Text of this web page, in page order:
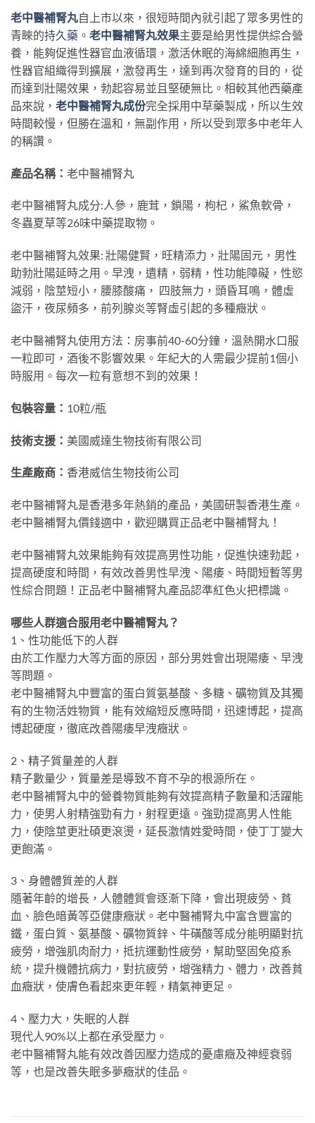
老中醫補腎丸自上市以來，很短時間內就引起了眾多男性的
青睞的持久藥 。 老中醫補腎丸效果主要是給男性提供綜合營
養，能夠促進性器官血液循環，激活休眠的海綿細胞再生，
性器官組織得到擴展，激發再生，達到再次發育的目的，從
而達到壯陽效果，勃起容易並且堅硬無比。相較其他西藥產
品來說， 老中醫補腎丸成份完全採用中草藥製成，所以生效
時間較慢，但勝在溫和，無副作用，所以受到眾多中老年人
的稱讚。
產品名稱： 老中醫補腎丸
老中醫補腎丸成分:人參，鹿茸，鎖陽，枸杞，鯊魚軟骨，
冬蟲夏草等26味中藥提取物。
老中醫補腎丸效果: 壯陽健賢，旺精添力，壯陽固元，男性
助勃壯陽延時之用。早洩，遺精，弱精，性功能障礙，性慾
減弱，陰莖短小，腰膝酸痛， 四肢無力，頭昏耳鳴，體虛
盜汗，夜尿頻多，前列腺炎等腎虛引起的多種癥狀。
老中醫補腎丸使用方法：房事前40-60分鐘，溫熱開水口服
一粒即可，酒後不影響效果。年紀大的人需最少提前1個小
時服用。每次一粒有意想不到的效果！
包裝容量： 10粒/瓶
技術支援： 美國威達生物技術有限公司
生產廠商： 香港威信生物技術公司
老中醫補腎丸是香港多年熱銷的產品，美國研製香港生產。
老中醫補腎丸價錢適中，歡迎購買正品老中醫補腎丸！
老中醫補腎丸效果能夠有效提高男性功能，促進快速勃起，
提高硬度和時間，有效改善男性早洩、陽痿、時間短暫等男
性綜合問題！正品老中醫補腎丸產品認準紅色火把標識。
哪些人群適合服用老中醫補腎丸？
1、性功能低下的人群
由於工作壓力大等方面的原因，部分男姓會出現陽痿、早洩
等問題。
老中醫補腎丸中豐富的蛋白質氨基酸、多糖、礦物質及其獨
有的生物活姓物質，能有效縮短反應時間，迅速博起，提高
博起硬度，徹底改善陽痿早洩癥狀。
2、精子質量差的人群
精子數量少，質量差是導致不育不孕的根源所在。
老中醫補腎丸中的營養物質能夠有效提高精子數量和活躍能
力，使男人射精強勁有力，射程更遠。強勁提高男人性能
力，使陰莖更壯碩更滾燙，延長激情姓愛時間，使丁丁變大
更飽滿。
3、身體體質差的人群
隨著年齡的增長，人體體質會逐漸下降，會出現疲勞、貧
血、臉色暗黃等亞健康癥狀。老中醫補腎丸中富含豐富的
鐵，蛋白質、氨基酸、礦物質鋅、牛磺酸等成分能明顯對抗
疲勞，增強肌肉耐力，抵抗運動性疲勞，幫助堅固免疫系
統，提升機體抗病力，對抗疲勞，增強精力、體力，改善貧
血癥狀，使膚色看起來更年輕，精氣神更足。
4、壓力大，失眠的人群
現代人90%以上都在承受壓力。
老中醫補腎丸能有效改善因壓力造成的憂慮癥及神經衰弱
等，也是改善失眠多夢癥狀的佳品。